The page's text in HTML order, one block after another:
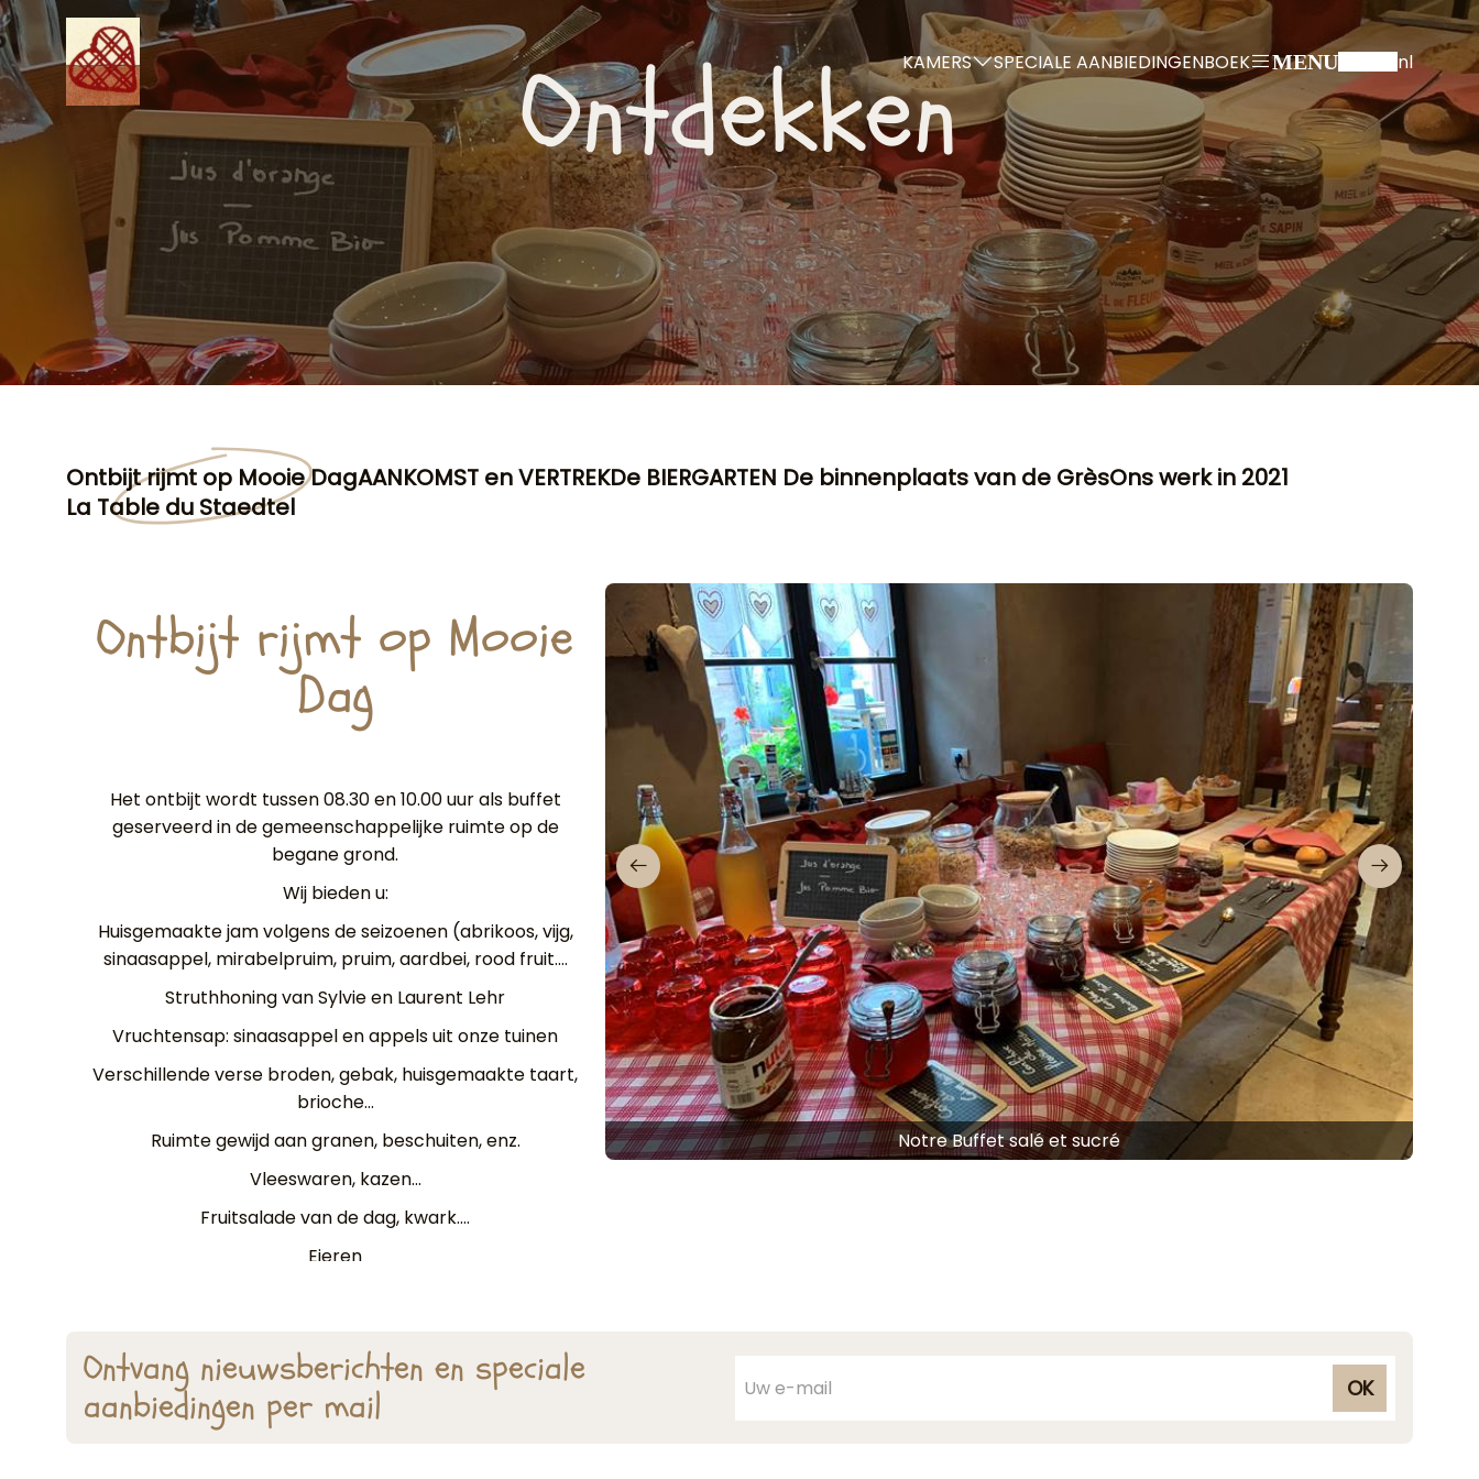
KAMERS SPECIALE AANBIEDINGENBOEK MENU nl
Ontdekken
Ontbijt rijmt op Mooie DagAANKOMST en VERTREKDe BIERGARTEN De binnenplaats van de GrèsOns werk in 2021
La Table du Staedtel
Ontbijt rijmt op Mooie
Dag
Het ontbijt wordt tussen 08.30 en 10.00 uur als buffet
geserveerd in de gemeenschappelijke ruimte op de
begane grond.
Wij bieden u:
Huisgemaakte jam volgens de seizoenen (abrikoos, vijg,
sinaasappel, mirabelpruim, pruim, aardbei, rood fruit....
Struthhoning van Sylvie en Laurent Lehr
Vruchtensap: sinaasappel en appels uit onze tuinen
Verschillende verse broden, gebak, huisgemaakte taart,
brioche...
Ruimte gewijd aan granen, beschuiten, enz.
Vleeswaren, kazen...
Fruitsalade van de dag, kwark....
Eieren
Notre Buffet salé et sucré
Ontvang nieuwsberichten en speciale
aanbiedingen per mail OK